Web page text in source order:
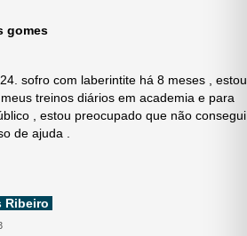
gomes
sofro com laberintite há 8 meses , estou
treinos diários em academia e para
, estou preocupado que não consegui
de ajuda .
Ribeiro